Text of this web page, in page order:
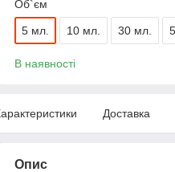
Об`єм
5 мл. 10 мл. 30 мл.
В наявності
Доставка
Опис